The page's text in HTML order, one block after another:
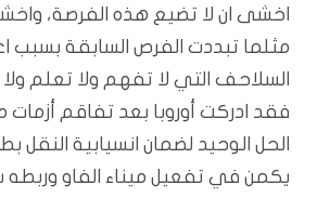
اخشى ان لا تضيع هذه الفرصة،
مثلما تبددت الفرص السابقة بسبب
السلاحف التي لا تفهم ولا تعلم ولا
فقد ادركت أوروبا بعد تفاقم
الحل الوحيد لضمان انسيابية النقل
يكمن في تفعيل ميناء الفاو وربطه